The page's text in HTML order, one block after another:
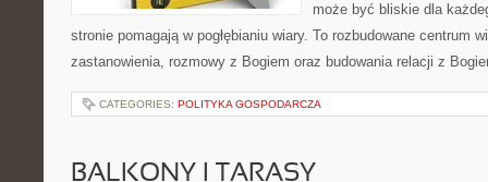
może być bliskie dla
stronie pomagają w pogłębianiu wiary. To rozbudowane centrum
zastanowienia, rozmowy z Bogiem oraz budowania relacji z
CATEGORIES: POLITYKA GOSPODARCZA
BALKONY I TARASY